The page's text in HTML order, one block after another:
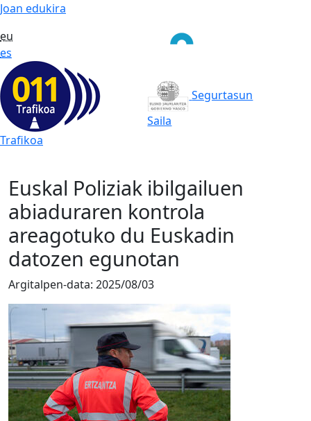
Joan edukira
eu
es
Trafikoa
Segurtasun
Saila
Euskal Poliziak ibilgailuen
abiaduraren kontrola
areagotuko du Euskadin
datozen egunotan
Argitalpen-data: 2025/08/03